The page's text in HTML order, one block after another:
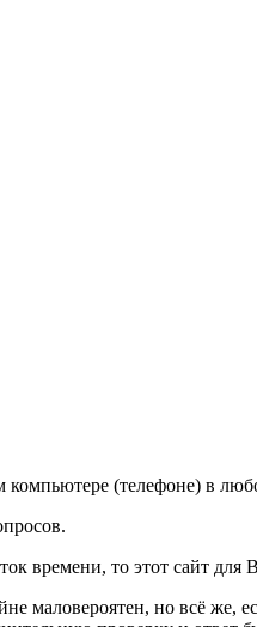
(телефоне) в
времени, то этот сайт
маловероятен, но всё